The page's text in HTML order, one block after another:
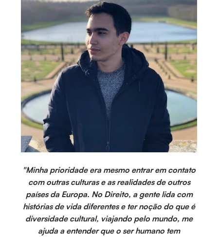
"Minha prioridade era mesmo entrar em contato
com outras culturas e as realidades de outros
países da Europa. No Direito, a gente lida com
histórias de vida diferentes e ter noção do que é
diversidade cultural, viajando pelo mundo, me
ajuda a entender que o ser humano tem